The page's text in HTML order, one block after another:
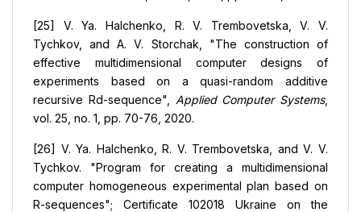
[25] V. Ya. Halchenko, R. V. Trembovetska, V. V.
Tychkov, and A. V. Storchak, "The construction of
effective multidimensional computer designs of
experiments based on a quasi-random additive
recursive Rd-sequence", Applied Computer Systems,
vol. 25, no. 1, pp. 70-76, 2020.
[26] V. Ya. Halchenko, R. V. Trembovetska, and V. V.
Tychkov. "Program for creating a multidimensional
computer homogeneous experimental plan based on
R-sequences"; Certificate 102018 Ukraine on the